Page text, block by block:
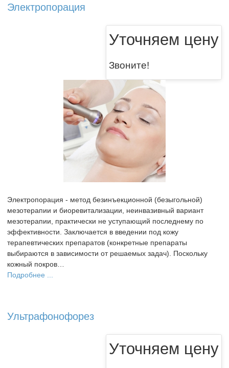
Электропорация
Уточняем цену
Звоните!
Электропорация - метод безинъекционной (безыгольной)
мезотерапии и биоревитализации, неинвазивный вариант
мезотерапии, практически не уступающий последнему по
эффективности. Заключается в введении под кожу
терапевтических препаратов (конкретные препараты
выбираются в зависимости от решаемых задач). Поскольку
кожный покров…
Подробнее ...
Ультрафонофорез
Уточняем цену